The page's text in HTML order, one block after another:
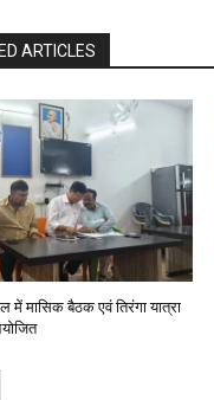
ARTICLES
में मासिक बैठक एवं तिरंगा यात्रा